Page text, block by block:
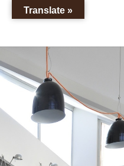
Translate »